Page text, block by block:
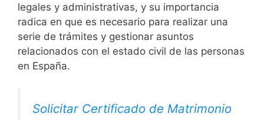
legales y administrativas, y su importancia
radica en que es necesario para realizar una
serie de trámites y gestionar asuntos
relacionados con el estado civil de las personas
en España.
Solicitar Certificado de Matrimonio